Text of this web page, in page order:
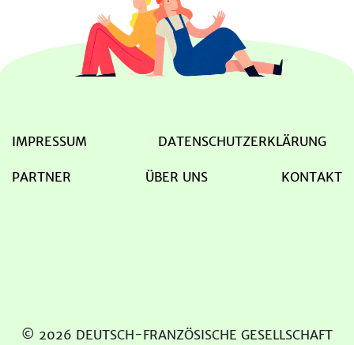
IMPRESSUM DATENSCHUTZERKLÄRUNG
PARTNER ÜBER UNS KONTAKT
© 2026 DEUTSCH-FRANZÖSISCHE GESELLSCHAFT